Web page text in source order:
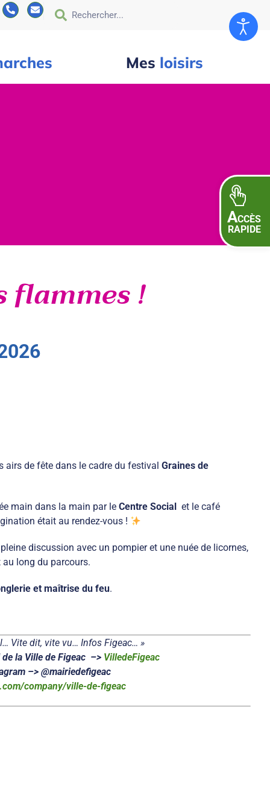
ACCÈS
RAPIDE
Mes loisirs
flammes !
airs de fête dans le cadre du festival Graines de
main dans la main par le Centre Social et le café
était au rendez-vous !
discussion avec un pompier et une nuée de licornes,
long du parcours.
et maîtrise du feu.
Vite dit, vite vu… Infos Figeac… »
la Ville de Figeac –> VilledeFigeac
–> @mairiedefigeac
company/ville-de-figeac